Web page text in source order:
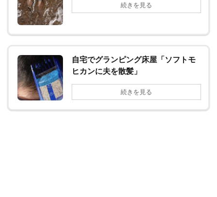
続きを見る
自宅でグランピング床屋「ソフトモ
ヒカンに夫を散髪」
続きを見る